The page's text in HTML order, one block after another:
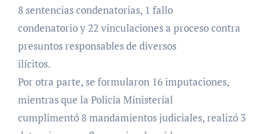
8 sentencias condenatorias, 1 fallo
condenatorio y 22 vinculaciones a proceso contra
presuntos responsables de diversos
ilícitos.
Por otra parte, se formularon 16 imputaciones,
mientras que la Policía Ministerial
cumplimentó 8 mandamientos judiciales, realizó 3